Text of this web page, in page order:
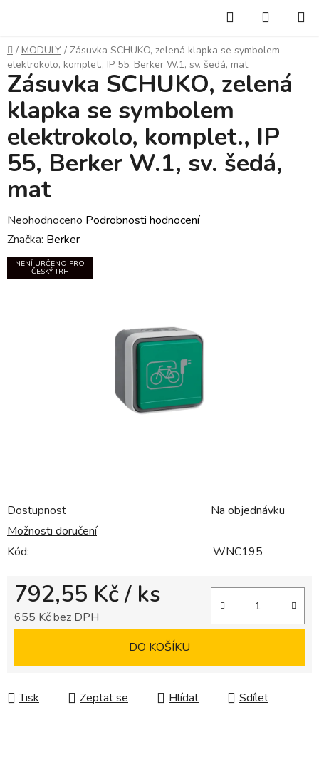
obsah
Hledat
KOŠÍK
Domů
/ MODULY / Zásuvka SCHUKO, zelená klapka se symbolem
elektrokolo, komplet., IP 55, Berker W.1, sv. šedá, mat
Dostupnost
Na objednávku
Možnosti doručení
Kód:
WNC195
792,55 Kč/ ks
655 Kč bez DPH
DO KOŠÍKU
Tisk Zeptat se Hlídat Sdílet
Zásuvka SCHUKO, zelená
klapka se symbolem
elektrokolo, komplet., IP
55, Berker W.1, sv. šedá,
mat
Průměrné
hodnocení
produktu
je
Neohodnoceno Podrobnosti hodnocení
Značka: Berker
NENÍ URČENO PRO
ČESKÝ TRH